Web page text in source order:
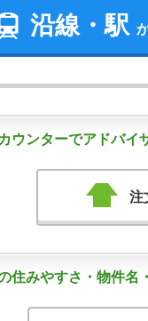
沿線・駅
ウンターでアドバイ
注
住みやすさ・物件名